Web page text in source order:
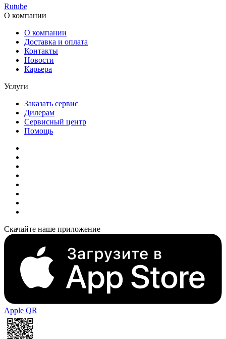
Rutube
О компании
О компании
Доставка и оплата
Контакты
Новости
Карьера
Услуги
Заказать сервис
Дилерам
Сервисный центр
Помощь
Скачайте наше приложение
Apple QR